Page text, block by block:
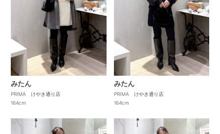
みたん
PRIMA けやき通り店
164cm
みたん
PRIMA けやき通り店
164cm